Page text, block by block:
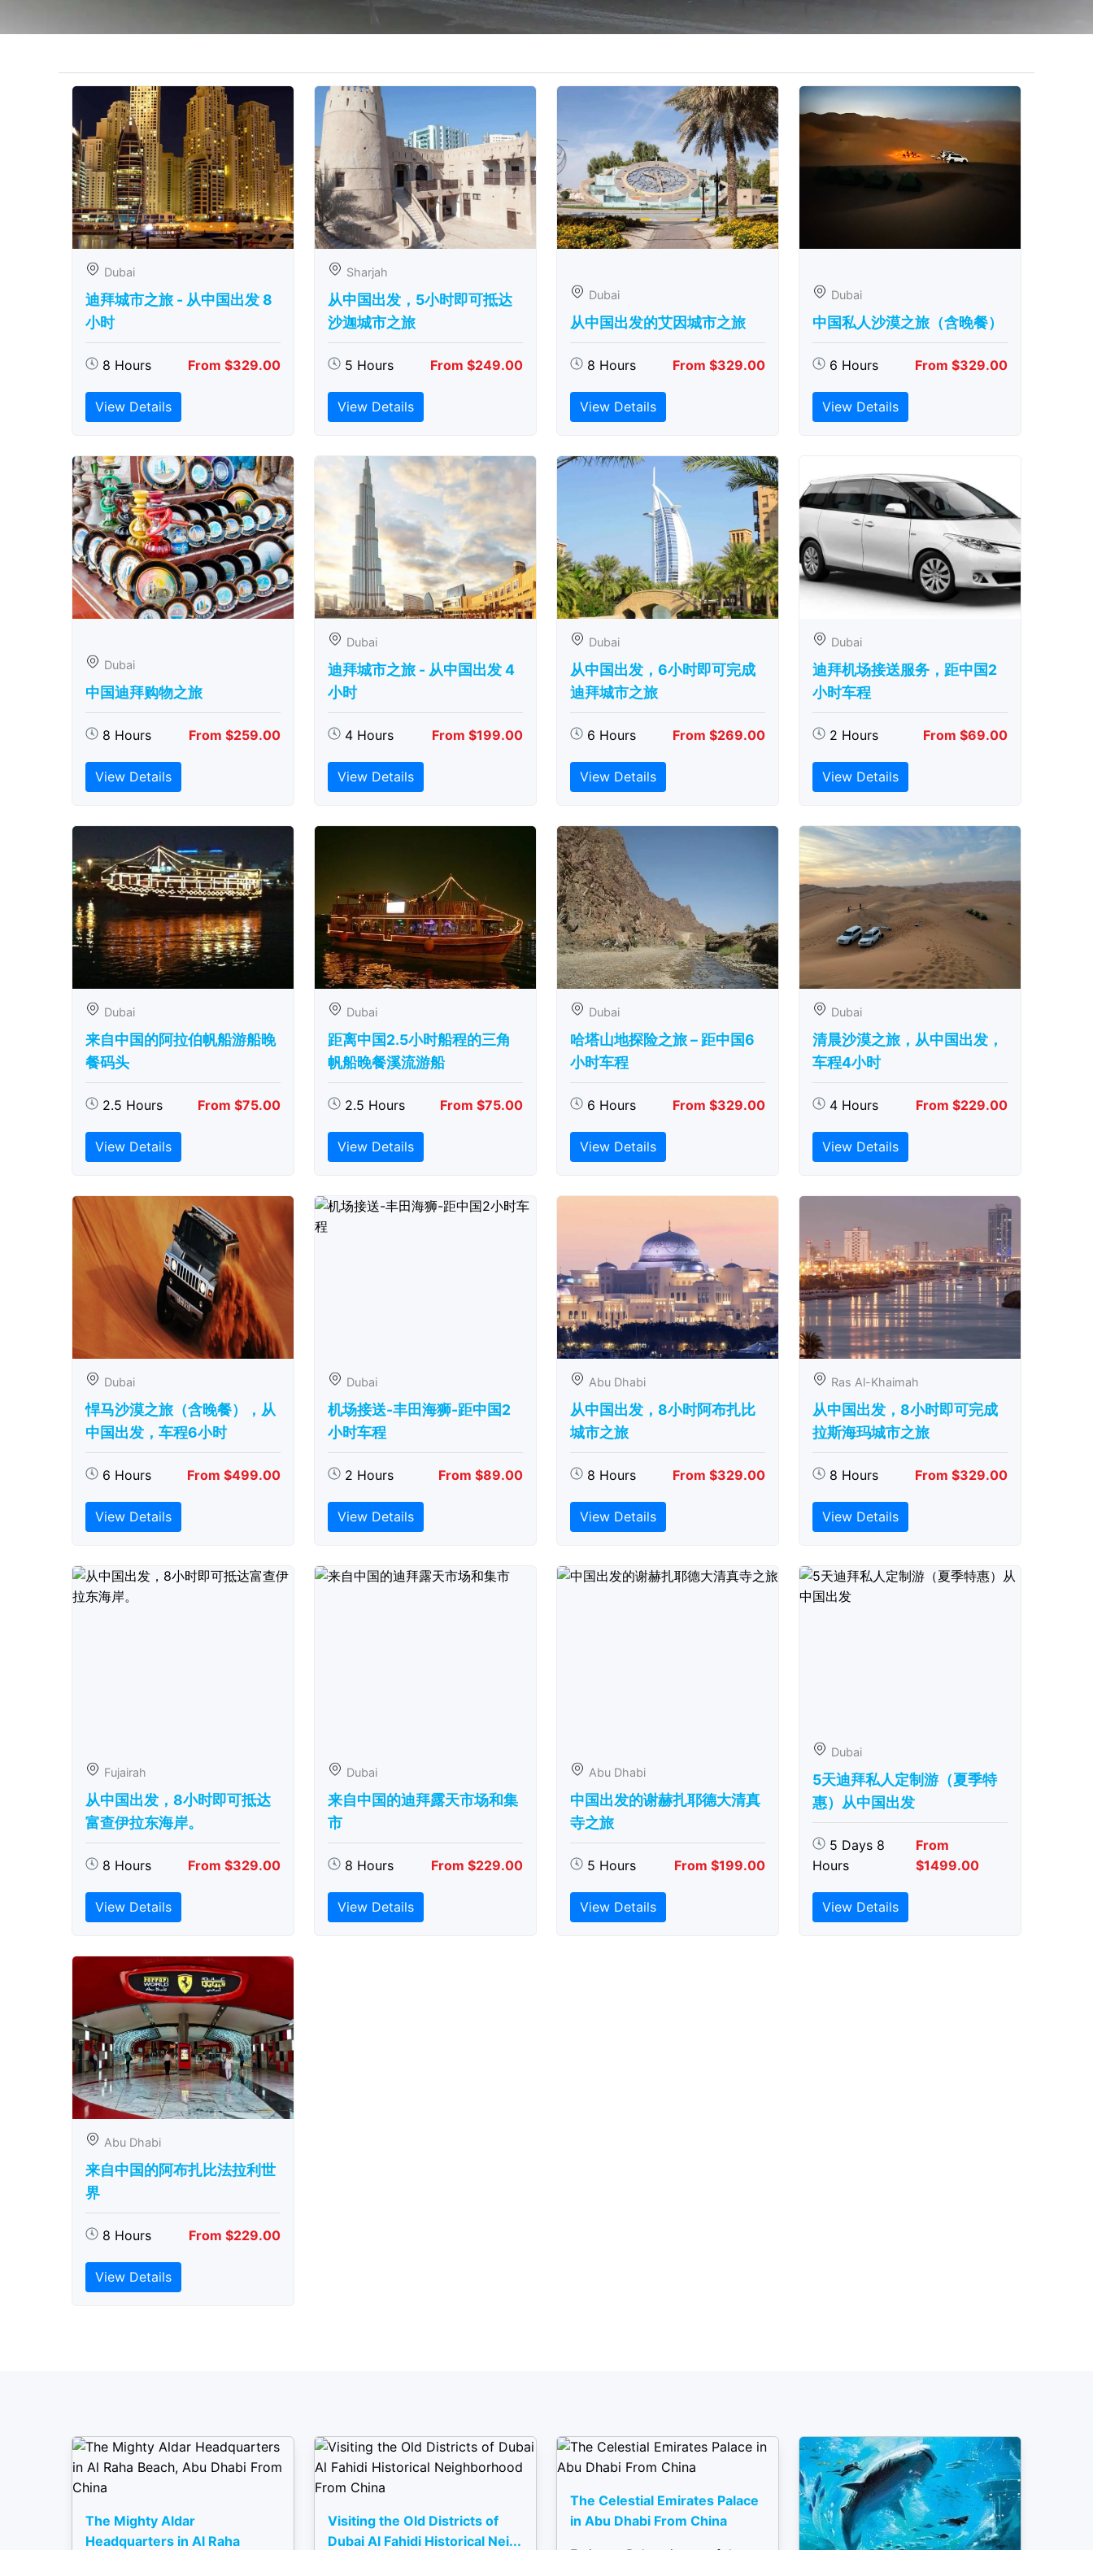
Dubai
迪拜城市之旅 - 从中​​国出发 8
小时
8 Hours From $329.00
View Details
Sharjah
从中国出发，5小时即可抵达
沙迦城市之旅
5 Hours From $249.00
View Details
Dubai
从中国出发的艾因城市之旅
8 Hours From $329.00
View Details
Dubai
中国私人沙漠之旅（含晚餐）
6 Hours From $329.00
View Details
Dubai
中国迪拜购物之旅
8 Hours From $259.00
View Details
Dubai
迪拜城市之旅 - 从中​​国出发 4
小时
4 Hours From $199.00
View Details
Dubai
从中国出发，6小时即可完成
迪拜城市之旅
6 Hours From $269.00
View Details
Dubai
迪拜机场接送服务，距中国2
小时车程
2 Hours From $69.00
View Details
Dubai
来自中国的阿拉伯帆船游船晚
餐码头
2.5 Hours From $75.00
View Details
Dubai
距离中国2.5小时船程的三角
帆船晚餐溪流游船
2.5 Hours From $75.00
View Details
Dubai
哈塔山地探险之旅 – 距中国6
小时车程
6 Hours From $329.00
View Details
Dubai
清晨沙漠之旅，从中国出发，
车程4小时
4 Hours From $229.00
View Details
Dubai
悍马沙漠之旅（含晚餐），从
中国出发，车程6小时
6 Hours From $499.00
View Details
Dubai
机场接送-丰田海狮-距中国2
小时车程
2 Hours From $89.00
View Details
Abu Dhabi
从中国出发，8小时阿布扎比
城市之旅
8 Hours From $329.00
View Details
Ras Al-Khaimah
从中国出发，8小时即可完成
拉斯海玛城市之旅
8 Hours From $329.00
View Details
Fujairah
从中国出发，8小时即可抵达
富查伊拉东海岸。
8 Hours From $329.00
View Details
Dubai
来自中国的迪拜露天市场和集
市
8 Hours From $229.00
View Details
Abu Dhabi
中国出发的谢赫扎耶德大清真
寺之旅
5 Hours From $199.00
View Details
Dubai
5天迪拜私人定制游（夏季特
惠）从中国出发
5 Days 8
Hours
From
$1499.00
View Details
Abu Dhabi
来自中国的阿布扎比​​法拉利世
界
8 Hours From $229.00
View Details
The Mighty Aldar
Headquarters in Al Raha
Visiting the Old Districts of
Dubai Al Fahidi Historical Nei...
The Celestial Emirates Palace
in Abu Dhabi From China